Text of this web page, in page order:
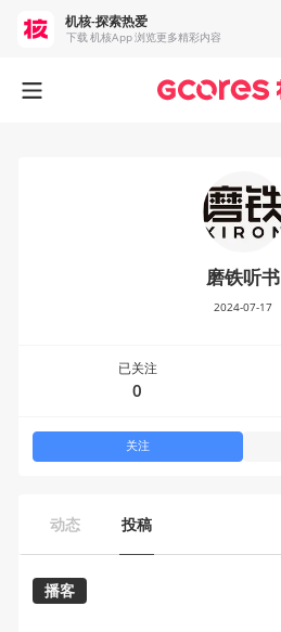
动态 投稿
播客
磨铁听书
2024-07-17
已关注
0
关注
机核-探索热爱
下载 机核App 浏览更多精彩内容